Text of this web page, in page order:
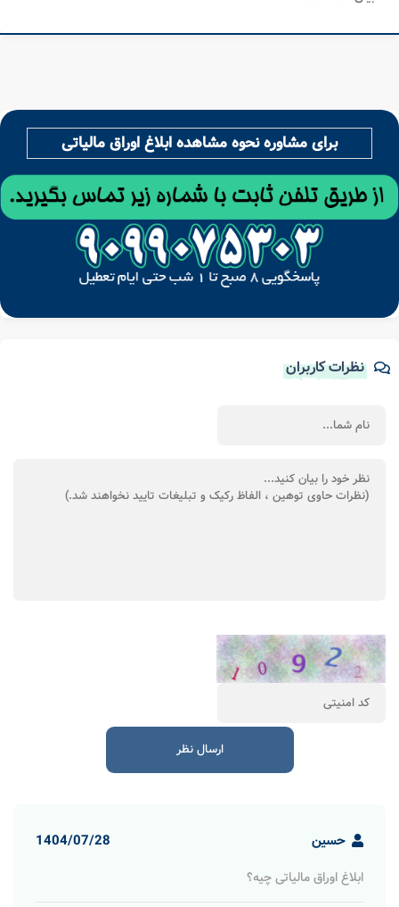
برای مشاوره نحوه مشاهده ابلاغ اوراق مالیاتی
نظرات کاربران
حسین 1404/07/28
ابلاغ اوراق مالیاتی چیه؟